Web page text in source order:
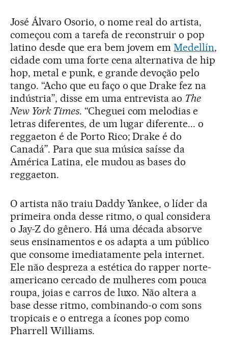
José Álvaro Osorio, o nome real do artista,
começou com a tarefa de reconstruir o pop
latino desde que era bem jovem emMedellín,
cidade com uma forte cena alternativa de hip
hop, metal e punk, e grande devoção pelo
tango. “Acho que eu faço o que Drake fez na
indústria”, disse em uma entrevista ao The
New York Times. “Cheguei com melodias e
letras diferentes, de um lugar diferente... o
reggaeton é de Porto Rico; Drake é do
Canadá”. Para que sua música saísse da
América Latina, ele mudou as bases do
reggaeton.
O artista não traiu Daddy Yankee, o líder da
primeira onda desse ritmo, o qual considera
o Jay-Z do gênero. Há uma década absorve
seus ensinamentos e os adapta a um público
que consome imediatamente pela internet.
Ele não despreza a estética do rapper norte-
americano cercado de mulheres com pouca
roupa, joias e carros de luxo. Não altera a
base desse ritmo, combinando-o com sons
tropicais e o entrega a ícones pop como
Pharrell Williams.